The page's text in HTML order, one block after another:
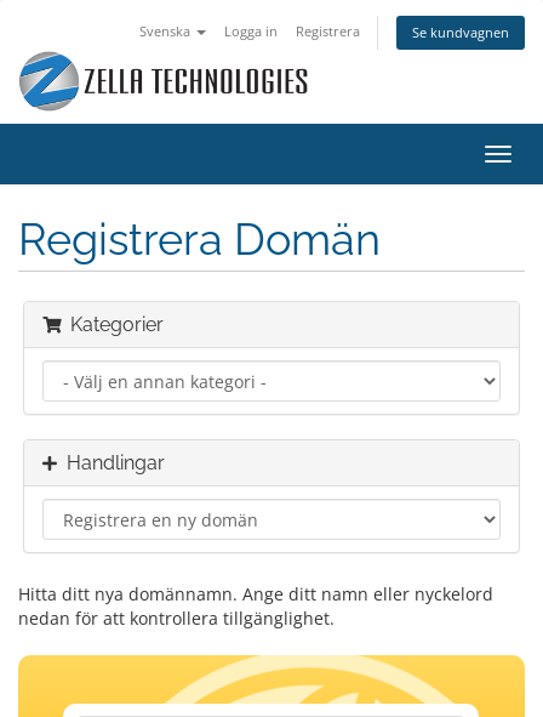
Svenska Logga in Registrera Se kundvagnen
Växla
Registrera Domän
Kategorier
Handlingar
Hitta ditt nya domännamn. Ange ditt namn eller nyckelord
nedan för att kontrollera tillgänglighet.